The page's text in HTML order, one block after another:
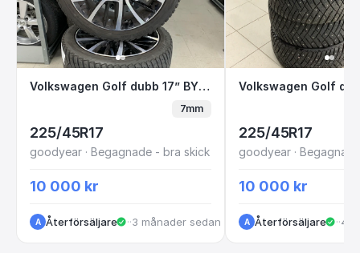
Volkswagen Golf dubb 17” BYJ450 F3-8
Volkswagen Golf dubb 17” BYJ450 F3-8
7mm
225/45R17
goodyear · Begagnade - bra skick
10 000 kr
A Återförsäljare ·Kungälv
·3 månader sedan
Volkswagen Golf
225/45R17
10 000 kr
A Återförsäljare ··4